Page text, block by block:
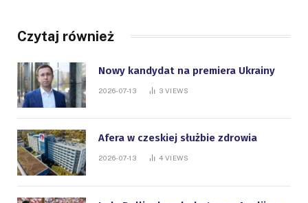
Czytaj również
Nowy kandydat na premiera Ukrainy
2026-07-13 3 VIEWS
Afera w czeskiej służbie zdrowia
2026-07-13 4 VIEWS